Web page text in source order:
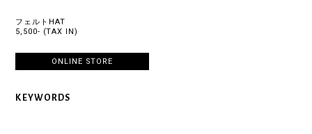
フェルトHAT
5,500- (TAX IN)
ONLINE STORE
KEYWORDS